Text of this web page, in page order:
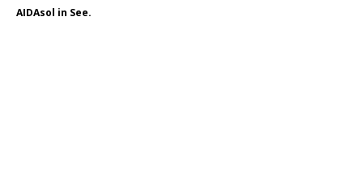
AIDAsol in See.